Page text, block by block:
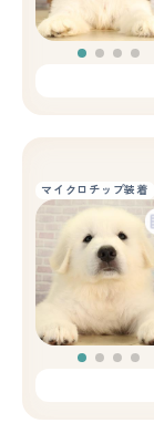
マイクロチップ装着